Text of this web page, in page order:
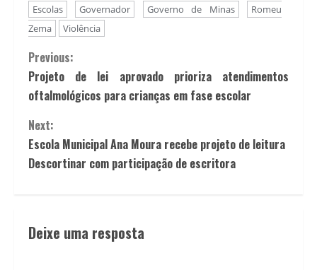
Escolas
Governador Governo de Minas
Romeu
Zema
Violência
Previous:
Projeto de lei aprovado prioriza atendimentos
oftalmológicos para crianças em fase escolar
Next:
Escola Municipal Ana Moura recebe projeto de leitura
Descortinar com participação de escritora
Deixe uma resposta